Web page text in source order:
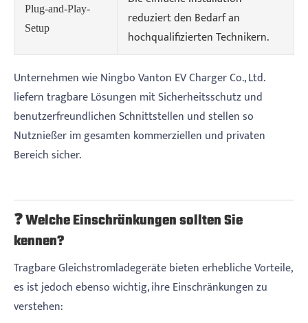
Plug-and-Play-
Setup
reduziert den Bedarf an
hochqualifizierten Technikern.
Unternehmen wie Ningbo Vanton EV Charger Co., Ltd.
liefern tragbare Lösungen mit Sicherheitsschutz und
benutzerfreundlichen Schnittstellen und stellen so
Nutznießer im gesamten kommerziellen und privaten
Bereich sicher.
❓ Welche Einschränkungen sollten Sie
kennen?
Tragbare Gleichstromladegeräte bieten erhebliche Vorteile,
es ist jedoch ebenso wichtig, ihre Einschränkungen zu
verstehen: